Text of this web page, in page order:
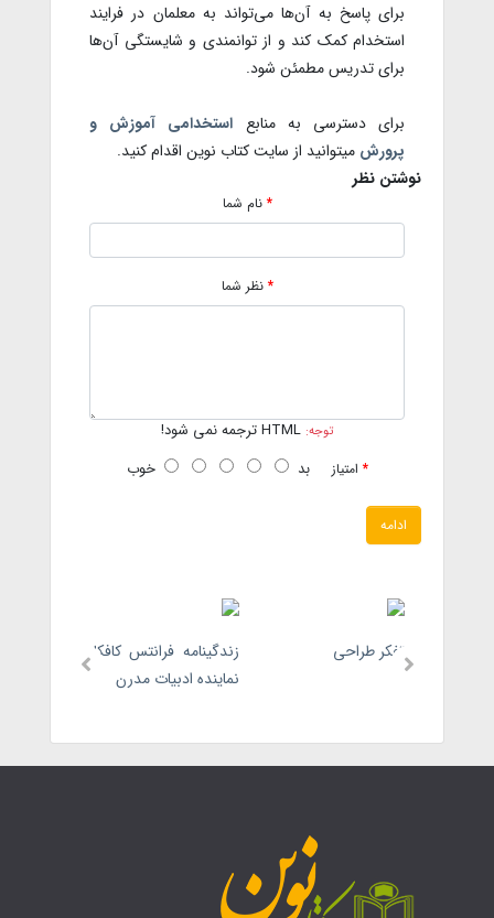
برای پاسخ به آن‌ها می‌تواند به معلمان در فرایند
استخدام کمک کند و از توانمندی و شایستگی آن‌ها
برای تدریس مطمئن شود.
برای دسترسی به منابع استخدامی آموزش و
پرورش میتوانید از سایت کتاب نوین اقدام کنید.
نوشتن نظر
نام شما
نظر شما
توجه:
امتیازبد خوب
ادامه
تفکر طراحی
زندگینامه فرانتس کافکا؛
نماینده ادبیات مدرن